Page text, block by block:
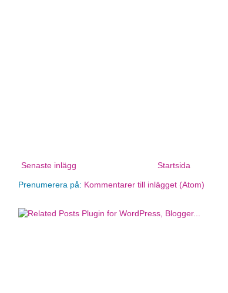
Senaste inlägg Startsida
Prenumerera på: Kommentarer till inlägget (Atom)